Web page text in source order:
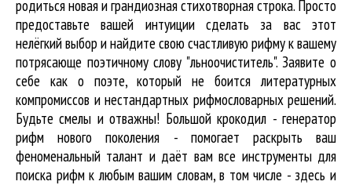
родиться новая и грандиозная стихотворная строка. Просто
предоставьте вашей интуиции сделать за вас этот
нелёгкий выбор и найдите свою счастливую рифму к вашему
потрясающе поэтичному слову "льноочиститель". Заявите о
себе как о поэте, который не боится литературных
компромиссов и нестандартных рифмословарных решений.
Будьте смелы и отважны! Большой крокодил - генератор
рифм нового поколения - помогает раскрыть ваш
феноменальный талант и даёт вам все инструменты для
поиска рифмк любым вашим словам, в том числе - здесь и